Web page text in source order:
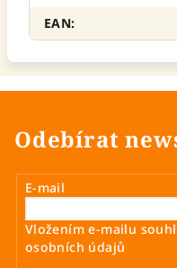
EAN:
Odebírat
E-mail
Vložením e-mailu
osobních údajů